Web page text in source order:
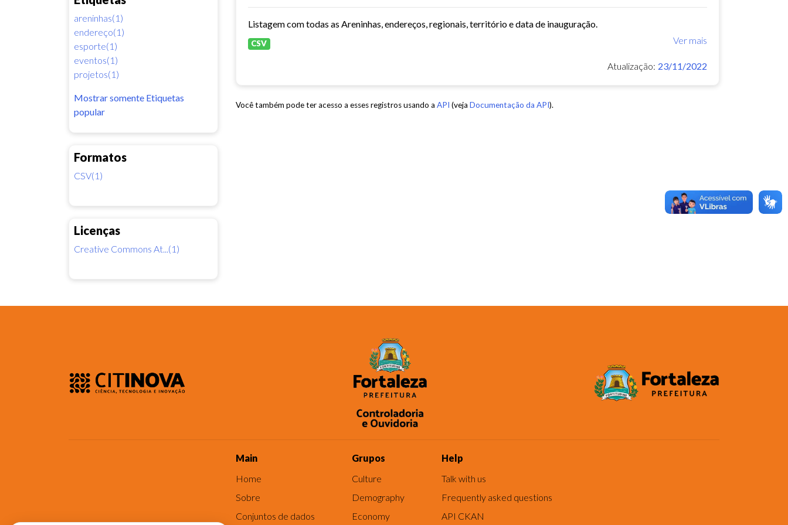
areninhas(1)
endereço(1)
esporte(1)
eventos(1)
projetos(1)
Mostrar somente Etiquetas
popular
Formatos
CSV(1)
Licenças
Creative Commons At...(1)
Listagem com todas as Areninhas, endereços, regionais, território e data de inauguração.
Ver mais
CSV
Atualização: 23/11/2022
Você também pode ter acesso a esses registros usando a API (veja Documentação da API).
Main
Home
Sobre
Conjuntos de dados
Grupos
Culture
Demography
Economy
Help
Talk with us
Frequently asked questions
API CKAN